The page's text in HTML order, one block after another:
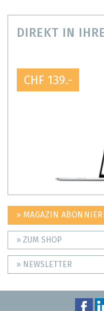
DIREKT IN
CHF 139.-
» MAGAZIN
» ZUM SHOP
» NEWSLETTER